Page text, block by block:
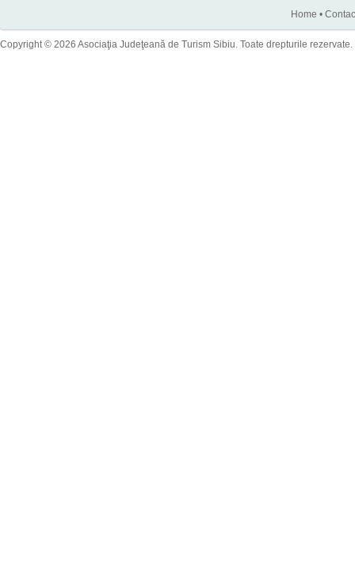
Home •
Copyright © 2026 Asociaţia Judeţeană de Turism Sibiu. Toate drepturile rezervate.